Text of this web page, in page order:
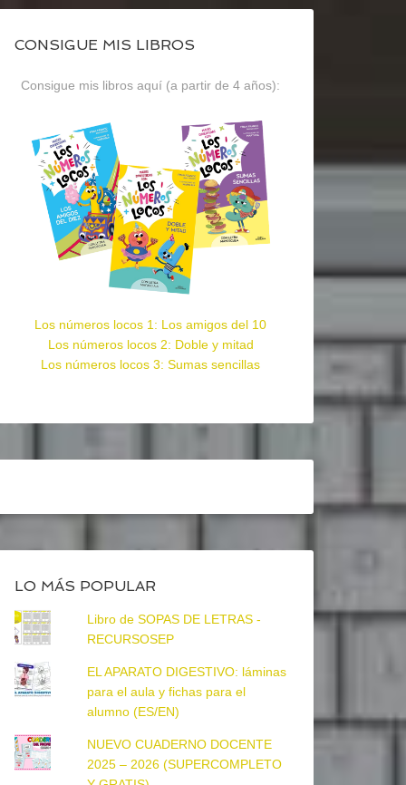
CONSIGUE MIS LIBROS
Consigue mis libros aquí (a partir de 4 años):
Los números locos 1: Los amigos del 10
Los números locos 2: Doble y mitad
Los números locos 3: Sumas sencillas
LO MÁS POPULAR
Libro de SOPAS DE LETRAS -
RECURSOSEP
EL APARATO DIGESTIVO: láminas
para el aula y fichas para el
alumno (ES/EN)
NUEVO CUADERNO DOCENTE
2025 – 2026 (SUPERCOMPLETO